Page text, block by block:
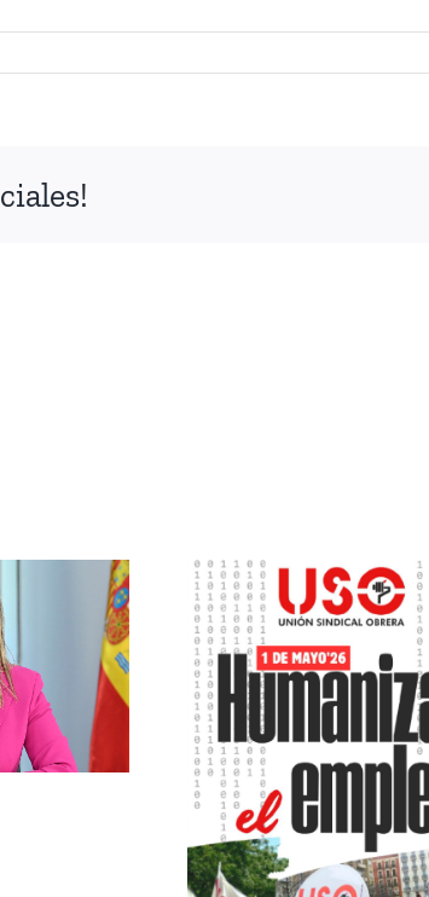
de 2026
defiende
el
con una
Admisión
Grado
Medio y
en CLM –
2026/